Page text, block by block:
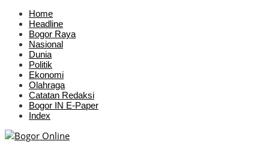
Home
Headline
Bogor Raya
Nasional
Dunia
Politik
Ekonomi
Olahraga
Catatan Redaksi
Bogor IN E-Paper
Index